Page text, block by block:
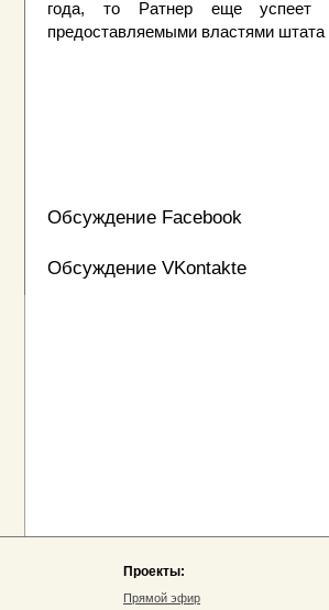
года, то Ратнер еще успеет
предоставляемыми властями
Обсуждение Facebook
Обсуждение VKontakte
Проекты:
Прямой эфир